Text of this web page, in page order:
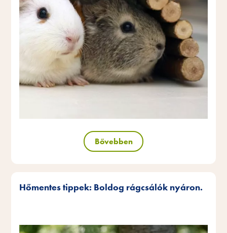
Bővebben
Hőmentes tippek: Boldog rágcsálók nyáron.